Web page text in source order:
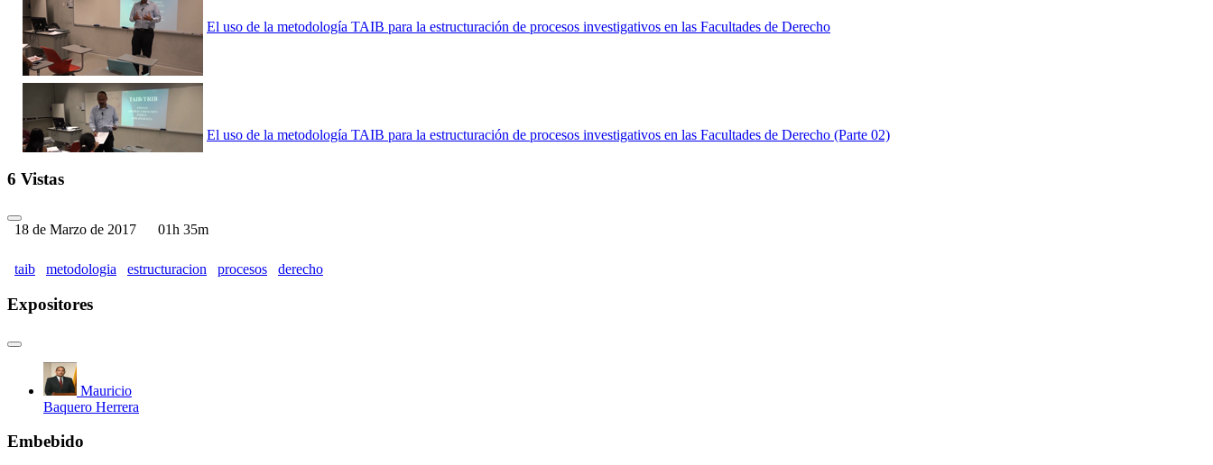
El uso de la metodología TAIB para la estructuración de procesos investigativos en las Facultades de Derecho
El uso de la metodología TAIB para la estructuración de procesos investigativos en las Facultades de Derecho (Parte 02)
6 Vistas
18 de Marzo de 2017 01h 35m
taib metodologia estructuracion procesos derecho
Expositores
Mauricio
Baquero Herrera
Embebido